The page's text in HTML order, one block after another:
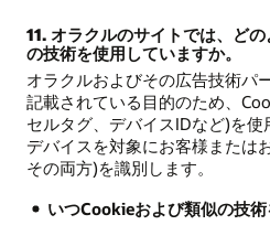
11. オラクルのサイトでは、ど
の技術を使用していますか。
オラクルおよびその広告技術パ
記載されている目的のため、
セルタグ、デバイスIDなど)を
デバイスを対象にお客様または
その両方)を識別します。
いつCookieおよび類似の技術